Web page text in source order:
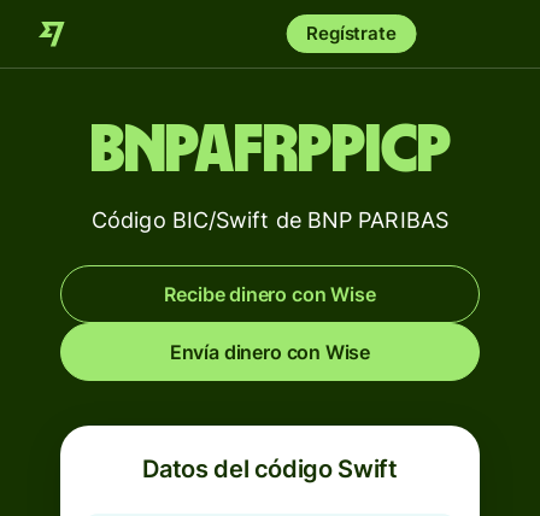
Regístrate
BNPAFRPPICP
Código BIC/Swift de BNP PARIBAS
Recibe dinero con Wise
Envía dinero con Wise
Datos del código Swift